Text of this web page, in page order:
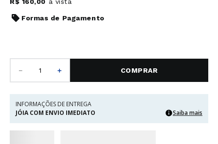
Formas de Pagamento
＋
－ COMPRAR
INFORMAÇÕES DE ENTREGA
JÓIA COM ENVIO IMEDIATO
Saiba mais